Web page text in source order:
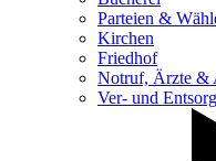
Parteien &
Kirchen
Friedhof
Notruf, Ärzte &
Ver- und